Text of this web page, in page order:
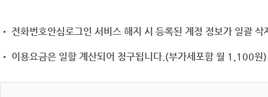
• 전화번호안심로그인 서비스 해지 시 등록된 계정 정보가 일괄
• 이용요금은 일할 계산되어 청구됩니다.(부가세포함 월 1,100원)